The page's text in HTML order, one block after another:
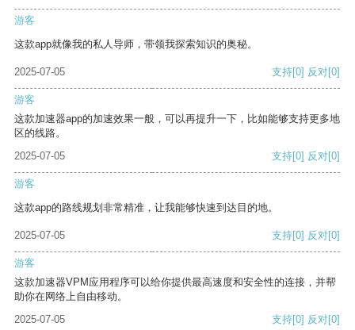
游客
这款app就像我的私人导师，带领我探索知识的奥秘。
2025-07-05 支持[0] 反对[0]
游客
这款加速器app的加速效果一般，可以再提升一下，比如能够支持更多地
区的线路。
2025-07-05
支持[0] 反对[0]
游客
这款app的路线规划非常精准，让我能够快速到达目的地。
2025-07-05 支持[0] 反对[0]
游客
这款加速器VPM应用程序可以给你提供最高速度和安全性的连接，并帮
助你在网络上自由移动。
2025-07-05
支持[0] 反对[0]